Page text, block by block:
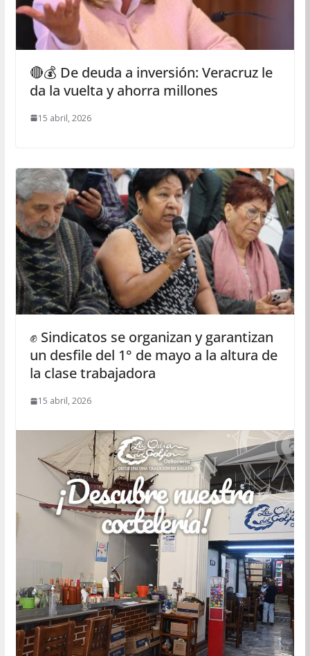
🔴💰 De deuda a inversión: Veracruz le
da la vuelta y ahorra millones
15 abril, 2026
✊ Sindicatos se organizan y garantizan
un desfile del 1° de mayo a la altura de
la clase trabajadora
15 abril, 2026